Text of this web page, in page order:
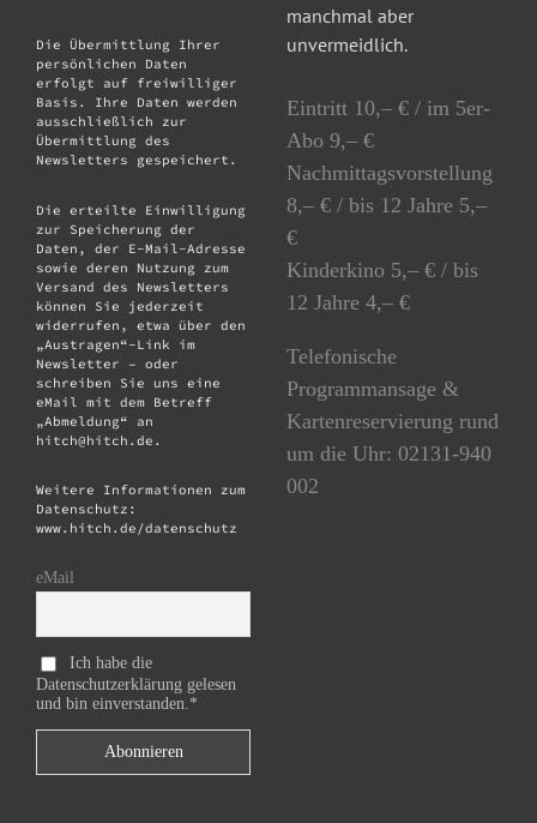
Die Übermittlung Ihrer
persönlichen Daten
erfolgt auf freiwilliger
Basis. Ihre Daten werden
ausschließlich zur
Übermittlung des
Newsletters gespeichert.
Die erteilte Einwilligung
zur Speicherung der
Daten, der E-Mail-Adresse
sowie deren Nutzung zum
Versand des Newsletters
können Sie jederzeit
widerrufen, etwa über den
„Austragen“-Link im
Newsletter – oder
schreiben Sie uns eine
eMail mit dem Betreff
„Abmeldung“ an
hitch@hitch.de.
Weitere Informationen zum
Datenschutz:
www.hitch.de/datenschutz
eMail
Ich habe die
Datenschutzerklärung gelesen
und bin einverstanden.*
manchmal aber
unvermeidlich.
Eintritt 10,– € / im 5er-
Abo 9,– €
Nachmittagsvorstellung
8,– € / bis 12 Jahre 5,–
€
Kinderkino 5,– € / bis
12 Jahre 4,– €
Telefonische
Programmansage &
Kartenreservierung rund
um die Uhr: 02131-940
002